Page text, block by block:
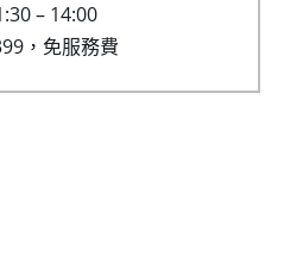
– 14:00
，免服務費